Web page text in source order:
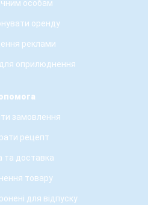
особам
оренду
реклами
для оприлюднення
замовлення
рецепт
та доставка
товару
для відпуску